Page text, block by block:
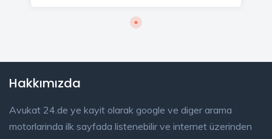
Hakkımızda
Avukat 24.de ye kayit olarak google ve diger arama
motorlarinda ilk sayfada listenebilir ve internet üzerinden